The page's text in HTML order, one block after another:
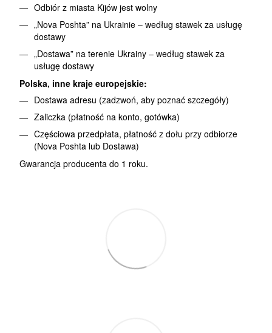
Odbiór z miasta Kijów jest wolny
„Nova Poshta” na Ukrainie – według stawek za usługę
dostawy
„Dostawa” na terenie Ukrainy – według stawek za
usługę dostawy
Polska, inne kraje europejskie:
Dostawa adresu (zadzwoń, aby poznać szczegóły)
Zaliczka (płatność na konto, gotówka)
Częściowa przedpłata, płatność z dołu przy odbiorze
(Nova Poshta lub Dostawa)
Gwarancja producenta do 1 roku.